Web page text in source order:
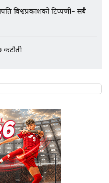
विश्वप्रकाशको टिप्पणी– सबै
कटौती